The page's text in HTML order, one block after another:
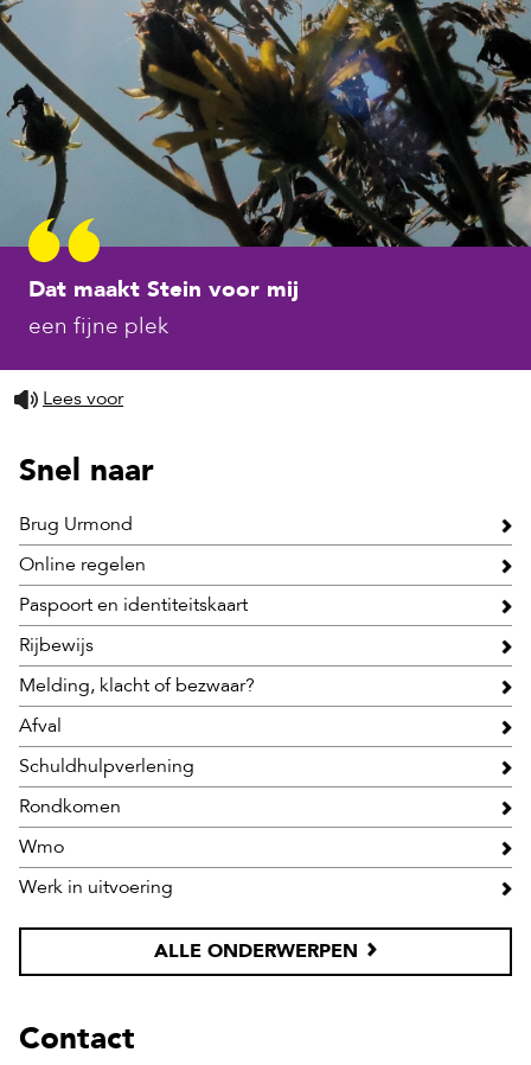
Dat maakt Stein voor mij
een fijne plek
Lees voor
Welkom bij de
Snel naar
Brug Urmond
Online regelen
Paspoort en identiteitskaart
Rijbewijs
Melding, klacht of bezwaar?
Afval
Schuldhulpverlening
Rondkomen
Wmo
Werk in uitvoering
ALLE ONDERWERPEN
Contact